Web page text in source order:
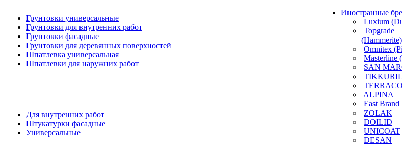
Грунтовки универсальные
Грунтовки для внутренних работ
Грунтовки фасадные
Грунтовки для деревянных поверхностей
Шпатлевка универсальная
Шпатлевки для наружних работ
Для внутренних работ
Штукатурки фасадные
Универсальные
Иностранные
Luxium
Topgrade
(Hammerite)
Omnitex
Masterline
SAN
TERRACO
ALPINA
East Brand
ZOLAK
DOILID
UNICOAT
DESAN